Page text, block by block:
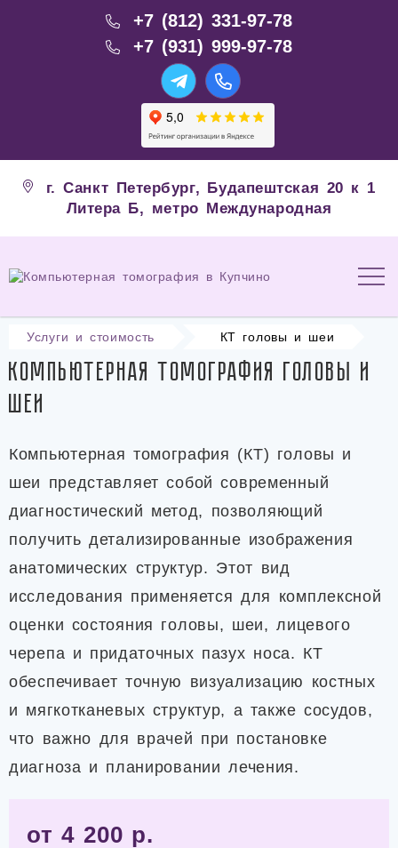
+7 (812) 331-97-78
+7 (931) 999-97-78
г. Санкт Петербург, Будапештская 20 к 1
Литера Б, метро Международная
Услуги и стоимость КТ головы и шеи
Компьютерная томография головы и
шеи
Компьютерная томография (КТ) головы и
шеи представляет собой современный
диагностический метод, позволяющий
получить детализированные изображения
анатомических структур. Этот вид
исследования применяется для комплексной
оценки состояния головы, шеи, лицевого
черепа и придаточных пазух носа. КТ
обеспечивает точную визуализацию костных
и мягкотканевых структур, а также сосудов,
что важно для врачей при постановке
диагноза и планировании лечения.
от 4 200 р.